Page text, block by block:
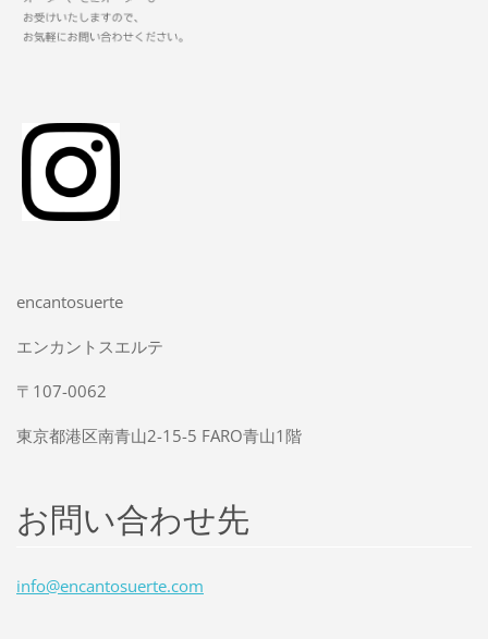
encantosuerte
エンカントスエルテ
〒107-0062
東京都港区南青山2-15-5 FARO青山1階
お問い合わせ先
info@encantosuerte.com